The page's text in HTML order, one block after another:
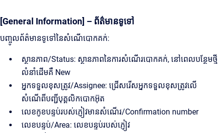
[General Information] – ព័ត៌មានទូទៅ
បញ្ចូលព័ត៌មានទូទៅនៃសំណើបោកគក់:
ស្ថានភាព/Status: ស្ថានភាពនៃការសំណើរបោកគក់, នៅពេលបន្ថែមថ្មី
លំនាំដើមគឺ New
អ្នកទទួលខុសត្រូវ/Assignee: ជ្រើសរើសអ្នកទទួលខុសត្រូវលើ
សំណើពីបញ្ជីបុគ្គលិកបោកអ៊ុត
លេខកូខបន្ទប់របស់ភ្ញៀវមានសំណើរ/Confirmation number
លេខបន្ទប់/Area: លេខបន្ទប់របស់ភ្ញៀវ